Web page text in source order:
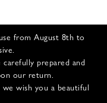
from August 8th to
prepared and
our return.
wish you a beautiful